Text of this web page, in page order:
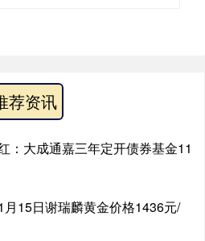
荐资讯
：大成通嘉三年定开债券基金11
15日谢瑞麟黄金价格1436元/